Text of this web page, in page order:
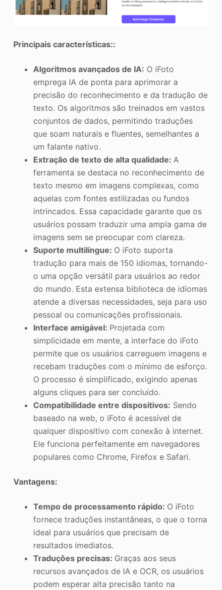
Principais características::
Algoritmos avançados de IA: O iFoto
emprega IA de ponta para aprimorar a
precisão do reconhecimento e da tradução de
texto. Os algoritmos são treinados em vastos
conjuntos de dados, permitindo traduções
que soam naturais e fluentes, semelhantes a
um falante nativo.
Extração de texto de alta qualidade: A
ferramenta se destaca no reconhecimento de
texto mesmo em imagens complexas, como
aquelas com fontes estilizadas ou fundos
intrincados. Essa capacidade garante que os
usuários possam traduzir uma ampla gama de
imagens sem se preocupar com clareza.
Suporte multilíngue: O iFoto suporta
tradução para mais de 150 idiomas, tornando-
o uma opção versátil para usuários ao redor
do mundo. Esta extensa biblioteca de idiomas
atende a diversas necessidades, seja para uso
pessoal ou comunicações profissionais.
Interface amigável: Projetada com
simplicidade em mente, a interface do iFoto
permite que os usuários carreguem imagens e
recebam traduções com o mínimo de esforço.
O processo é simplificado, exigindo apenas
alguns cliques para ser concluído.
Compatibilidade entre dispositivos: Sendo
baseado na web, o iFoto é acessível de
qualquer dispositivo com conexão à internet.
Ele funciona perfeitamente em navegadores
populares como Chrome, Firefox e Safari.
Vantagens:
Tempo de processamento rápido: O iFoto
fornece traduções instantâneas, o que o torna
ideal para usuários que precisam de
resultados imediatos.
Traduções precisas: Graças aos seus
recursos avançados de IA e OCR, os usuários
podem esperar alta precisão tanto na